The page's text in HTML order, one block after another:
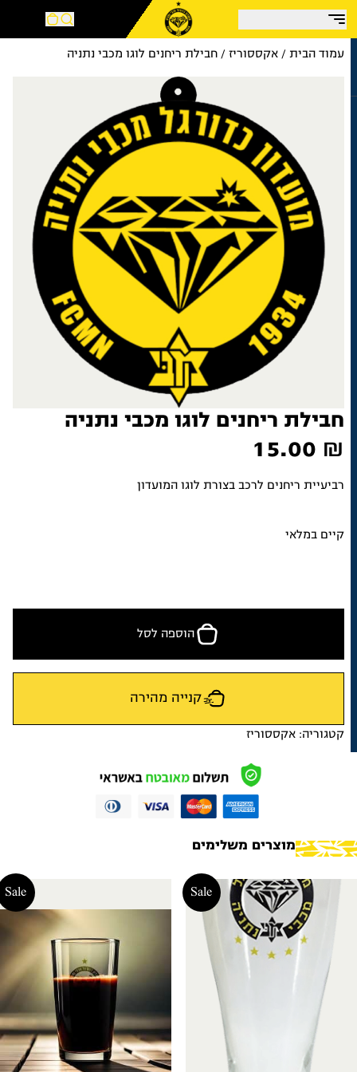
עמוד הבית/ אקססוריז/ חבילת ריחנים לוגו מכבי נתניה
חבילת ריחנים לוגו מכבי נתניה
15.00₪
רביעיית ריחנים לרכב בצורת לוגו המועדון
קיים במלאי
הוספה לסל
קנייה מהירה
קטגוריה: אקססוריז
מוצרים משלימים
Sale
Sale